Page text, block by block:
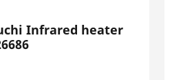
Infrared heater